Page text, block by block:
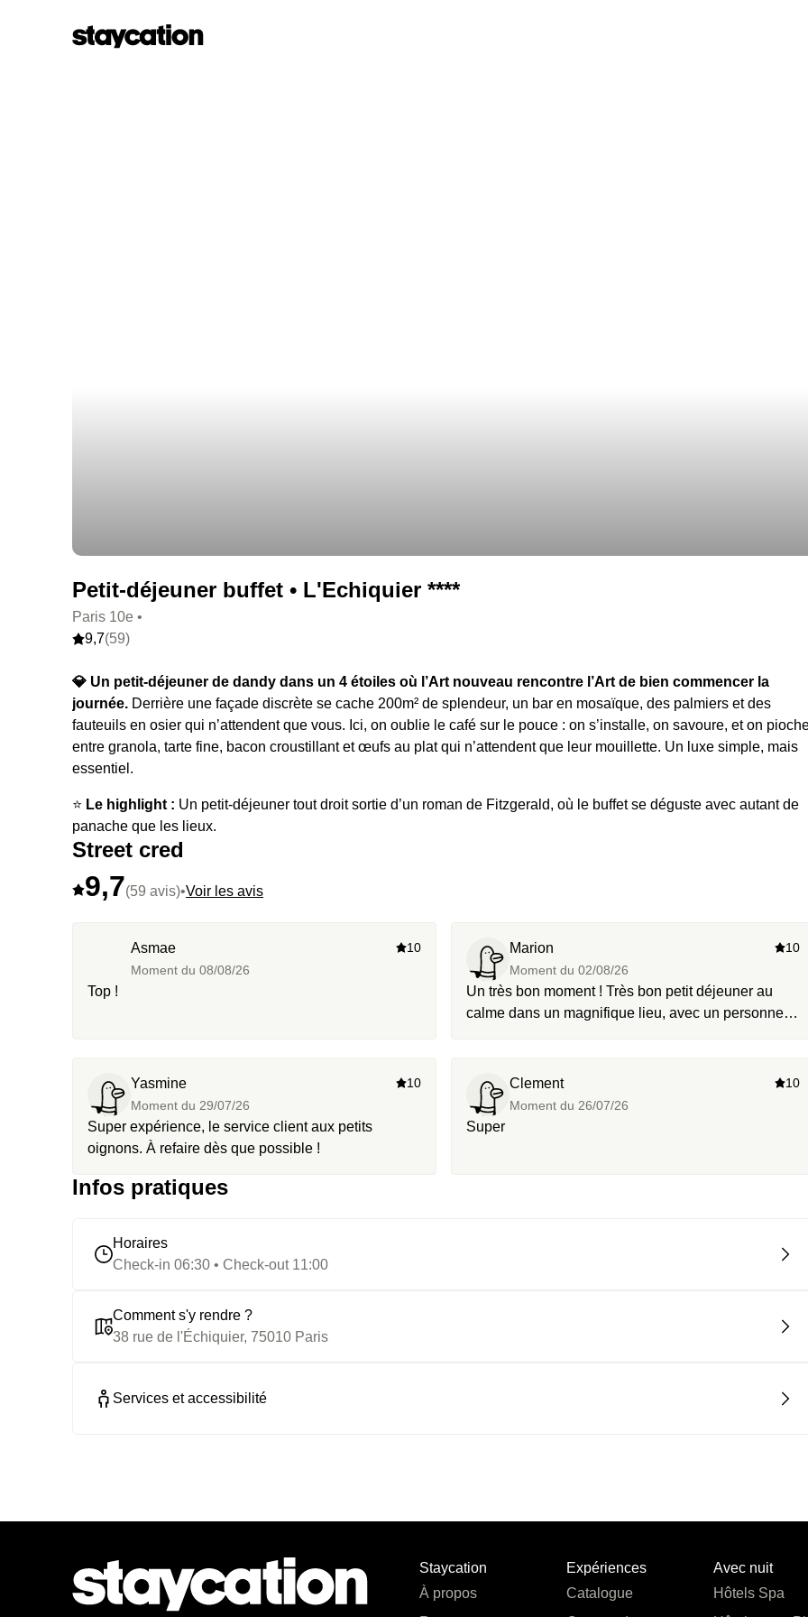
Petit-déjeuner buffet • L'Echiquier ****
Paris 10e •
9,7(59)
💎 Un petit-déjeuner de dandy dans un 4 étoiles où l’Art nouveau rencontre l’Art de bien commencer la
journée. Derrière une façade discrète se cache 200m² de splendeur, un bar en mosaïque, des palmiers et des
fauteuils en osier qui n’attendent que vous. Ici, on oublie le café sur le pouce : on s’installe, on savoure, et on
entre granola, tarte fine, bacon croustillant et œufs au plat qui n’attendent que leur mouillette. Un luxe simple, mais
essentiel.
⭐️ Le highlight : Un petit-déjeuner tout droit sortie d’un roman de Fitzgerald, où le buffet se déguste avec autant de
panache que les lieux.
Street cred
9,7(59 avis)•Voir les avis
Asmae
Moment du 08/08/26
10
Top !
Marion
Moment du 02/08/26
10
Un très bon moment ! Très bon petit déjeuner au
calme dans un magnifique lieu, avec un personnel
Yasmine
Moment du 29/07/26
10
Super expérience, le service client aux petits
oignons. À refaire dès que possible !
Clement
Moment du 26/07/26
10
Super
Infos pratiques
Horaires
Check-in 06:30 • Check-out 11:00
Comment s'y rendre ?
38 rue de l'Échiquier, 75010 Paris
Services et accessibilité
Staycation
À propos
Expériences
Catalogue
Avec nuit
Hôtels Spa